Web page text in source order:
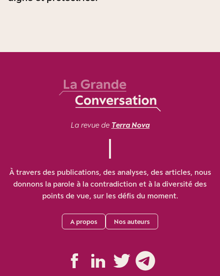
La revue de Terra Nova
À travers des publications, des analyses, des articles, nous
donnons la parole à la contradiction et à la diversité des
points de vue, sur les défis du moment.
A propos Nos auteurs